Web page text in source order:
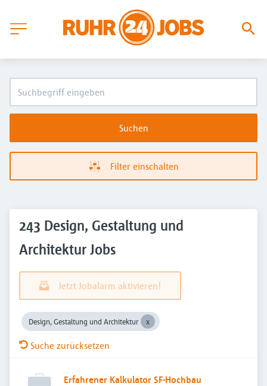
Suchen
Filter einschalten
243 Design, Gestaltung und
Architektur Jobs
Jetzt Jobalarm aktivieren!
Design, Gestaltung und Architektur
Suche zurücksetzen
Erfahrener Kalkulator SF-Hochbau